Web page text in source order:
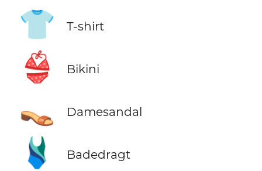
👕 T-shirt
👙 Bikini
👡 Damesandal
🩱 Badedragt